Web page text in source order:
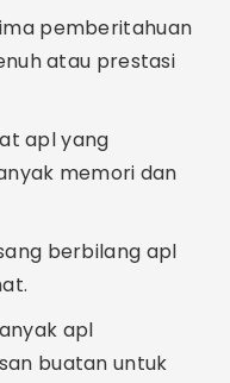
imej atau
semua pada
kebenaran yang
ke "Tetapan >